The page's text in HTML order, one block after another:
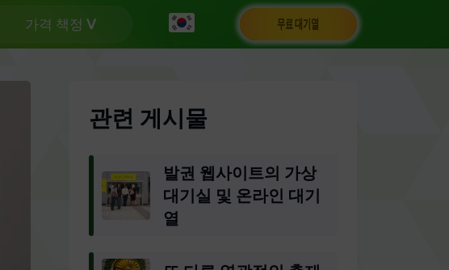
가격 책정 무료 대기열
관련 게시물
발권 웹사이트의 가상
대기실 및 온라인 대기
열